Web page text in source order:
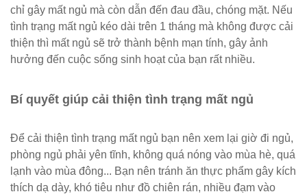
chỉ gây mất ngủ mà còn dẫn đến đau đầu, chóng mặt. Nếu
tình trạng mất ngủ kéo dài trên 1 tháng mà không được cải
thiện thì mất ngủ sẽ trở thành bệnh mạn tính, gây ảnh
hưởng đến cuộc sống sinh hoạt của bạn rất nhiều.
Bí quyết giúp cải thiện tình trạng mất ngủ
Để cải thiện tình trạng mất ngủ bạn nên xem lại giờ đi ngủ,
phòng ngủ phải yên tĩnh, không quá nóng vào mùa hè, quá
lạnh vào mùa đông... Bạn nên tránh ăn thực phẩm gây kích
thích dạ dày, khó tiêu như đồ chiên rán, nhiều đạm vào